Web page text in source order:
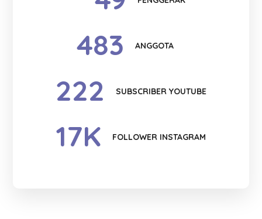
483 ANGGOTA
222 SUBSCRIBER YOUTUBE
17K FOLLOWER INSTAGRAM